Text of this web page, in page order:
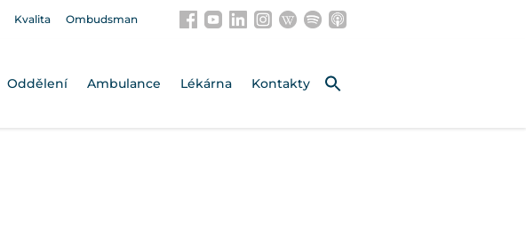
Kvalita Ombudsman
Oddělení Ambulance Lékárna Kontakty